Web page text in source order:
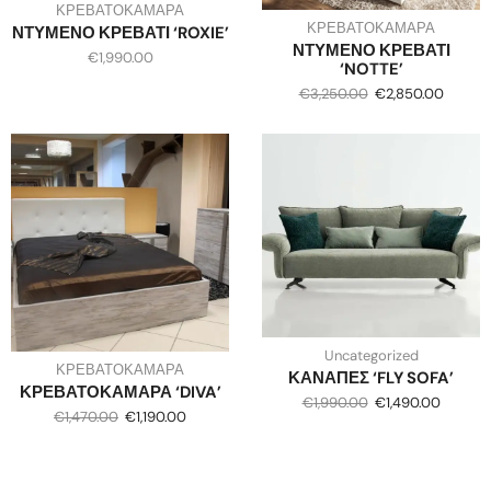
ΚΡΕΒΑΤΟΚΑΜΑΡΑ
ΝΤΥΜΕΝΟ ΚΡΕΒΑΤΙ ‘ROXIE’
€1,990.00
ΚΡΕΒΑΤΟΚΑΜΑΡΑ
ΝΤΥΜΕΝΟ ΚΡΕΒΑΤΙ
‘NOTTE’
€3,250.00 €2,850.00
ΚΡΕΒΑΤΟΚΑΜΑΡΑ
ΚΡΕΒΑΤΟΚΑΜΑΡΑ ‘DIVA’
€1,470.00 €1,190.00
Uncategorized
ΚΑΝΑΠΕΣ ‘FLY SOFA’
€1,990.00 €1,490.00